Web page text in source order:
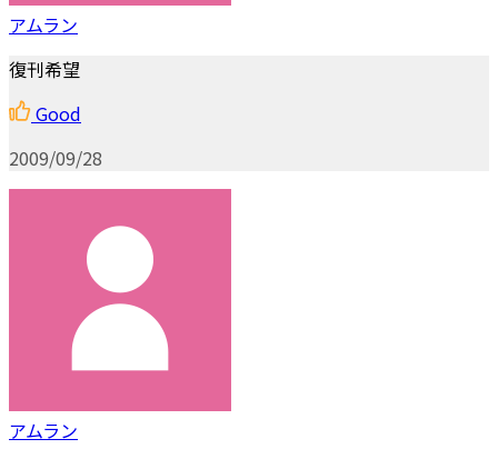
アムラン
復刊希望
Good
2009/09/28
アムラン